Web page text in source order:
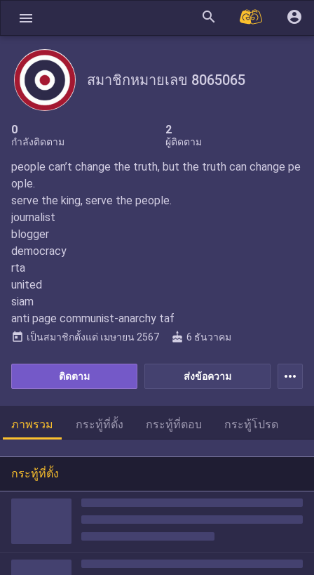
menu search account_circle
สมาชิกหมายเลข 8065065
0
กำลังติดตาม
2
ผู้ติดตาม
ส่งข้อความ
ติดตาม
people can’t change the truth, but the truth can change pe
ople.
serve the king, serve the people.
journalist
blogger
democracy
rta
united
siam
anti page communist-anarchy taf
today เป็นสมาชิกตั้งแต่ เมษายน 2567 cake 6 ธันวาคม
more_horiz
ภาพรวม กระทู้ที่ตั้ง กระทู้ที่ตอบ กระทู้โปรด
กระทู้ที่ตั้ง